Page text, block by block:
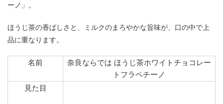
ーノ」。
ほうじ茶の香ばしさと、ミルクのまろやかな旨味が、口の中で上
品に重なります。
名前
奈良ならでは ほうじ茶ホワイトチョコレー
トフラペチーノ
見た目